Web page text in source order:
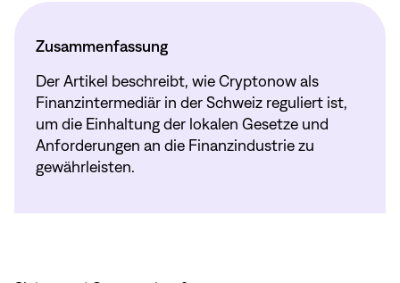
Zusammenfassung
Der Artikel beschreibt, wie Cryptonow als
Finanzintermediär in der Schweiz reguliert ist,
um die Einhaltung der lokalen Gesetze und
Anforderungen an die Finanzindustrie zu
gewährleisten.